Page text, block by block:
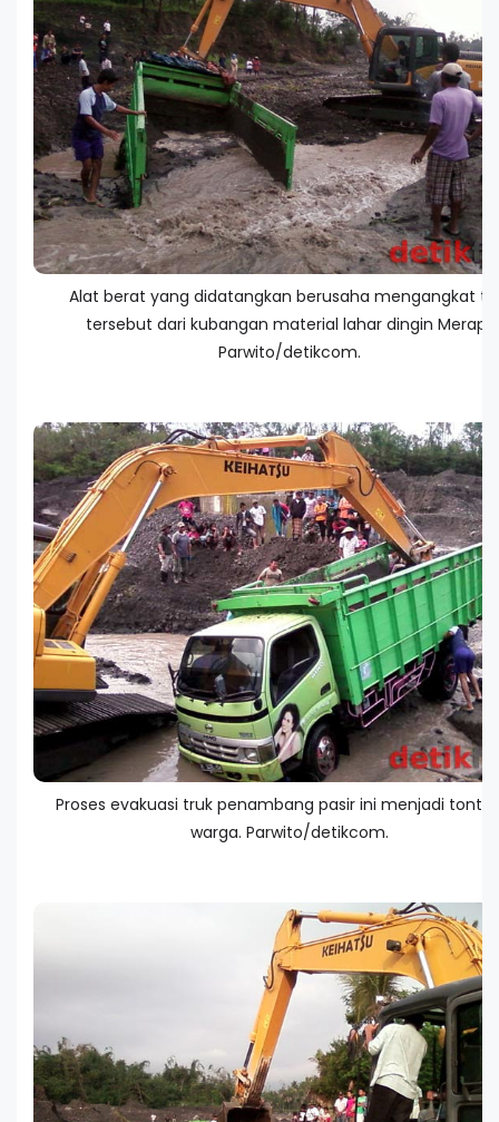
Alat berat yang didatangkan berusaha mengangkat
tersebut dari kubangan material lahar dingin Merapi.
Parwito/detikcom.
Proses evakuasi truk penambang pasir ini menjadi
warga. Parwito/detikcom.